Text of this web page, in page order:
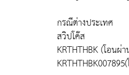
กรณีต่างประเทศ
สวิปโค๊ส
KRTHTHBK (โอนผ่